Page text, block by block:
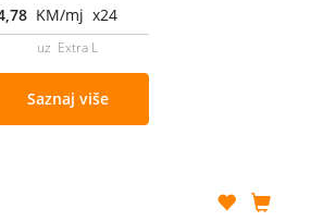
KM/mj x24
uz Extra L
Saznaj više